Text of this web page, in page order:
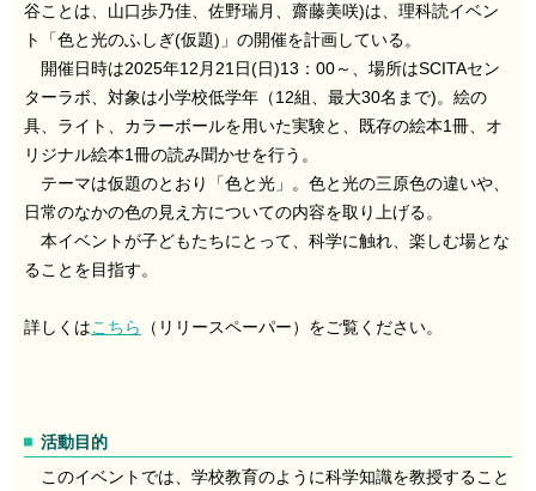
谷ことは、山口歩乃佳、佐野瑞月、齋藤美咲)は、理科読イベン
ト「色と光のふしぎ(仮題)」の開催を計画している。
開催日時は2025年12月21日(日)13：00～、場所はSCITAセン
ターラボ、対象は小学校低学年（12組、最大30名まで)。絵の
具、ライト、カラーボールを用いた実験と、既存の絵本1冊、オ
リジナル絵本1冊の読み聞かせを行う。
テーマは仮題のとおり「色と光」。色と光の三原色の違いや、
日常のなかの色の見え方についての内容を取り上げる。
本イベントが子どもたちにとって、科学に触れ、楽しむ場とな
ることを目指す。
詳しくはこちら （リリースペーパー）をご覧ください。
活動目的
このイベントでは、学校教育のように科学知識を教授すること